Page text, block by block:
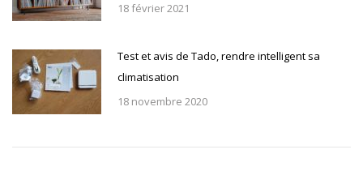
18 février 2021
Test et avis de Tado, rendre intelligent sa
climatisation
18 novembre 2020